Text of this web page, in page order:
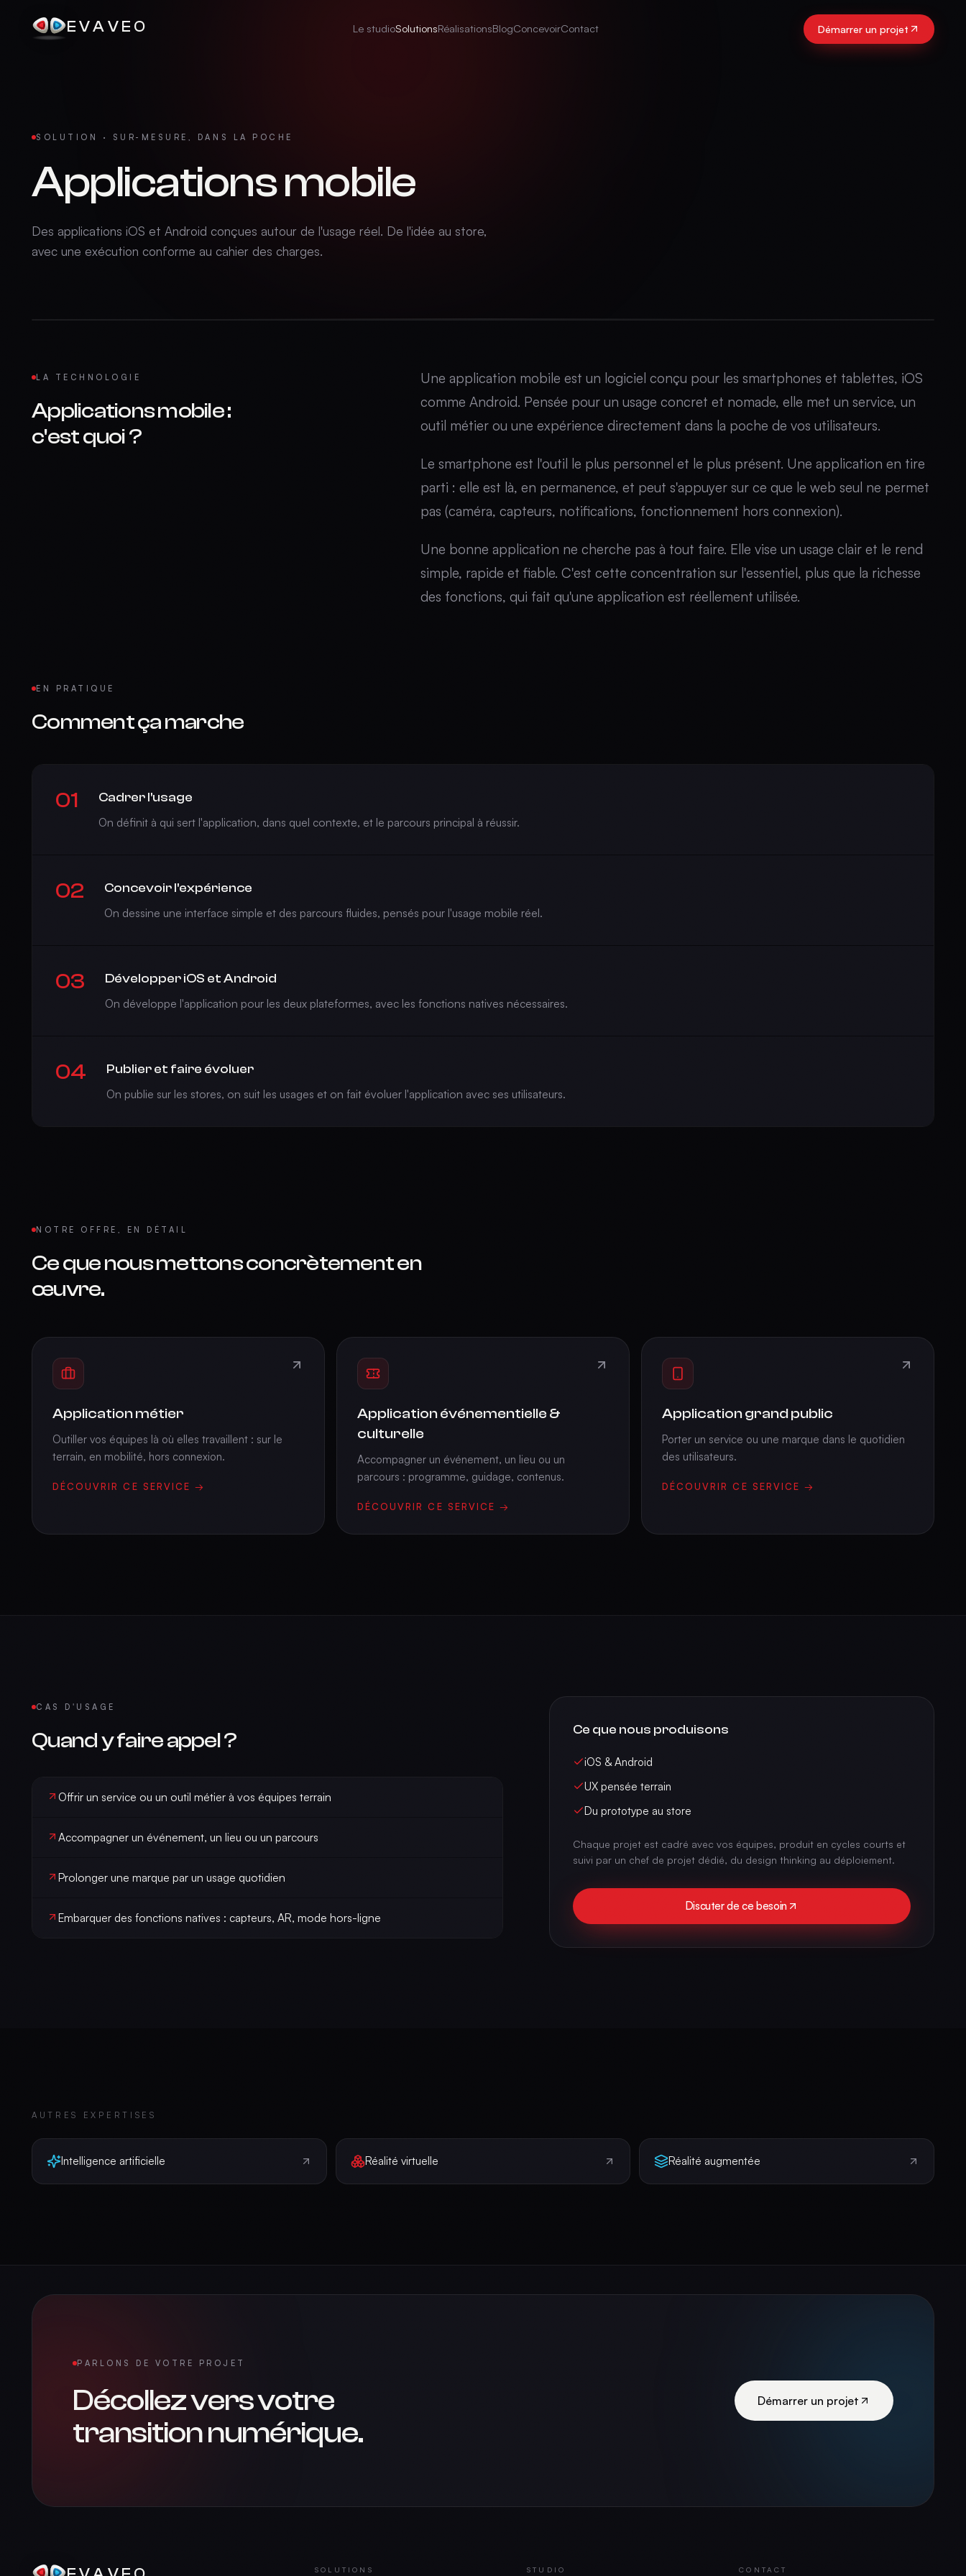
EVAVEO Le studioSolutionsRéalisationsBlogConcevoirContact Démarrer un projet
SOLUTION · SUR-MESURE, DANS LA POCHE
Applications mobile
Des applications iOS et Android conçues autour de l'usage réel. De l'idée au store,
avec une exécution conforme au cahier des charges.
LA TECHNOLOGIE
Applications mobile:
c'est quoi ?
Une application mobile est un logiciel conçu pour les smartphones et tablettes, iOS
comme Android. Pensée pour un usage concret et nomade, elle met un service, un
outil métier ou une expérience directement dans la poche de vos utilisateurs.
Le smartphone est l'outil le plus personnel et le plus présent. Une application en tire
parti : elle est là, en permanence, et peut s'appuyer sur ce que le web seul ne permet
pas (caméra, capteurs, notifications, fonctionnement hors connexion).
Une bonne application ne cherche pas à tout faire. Elle vise un usage clair et le rend
simple, rapide et fiable. C'est cette concentration sur l'essentiel, plus que la richesse
des fonctions, qui fait qu'une application est réellement utilisée.
EN PRATIQUE
Comment ça marche
01 Cadrer l'usage
On définit à qui sert l'application, dans quel contexte, et le parcours principal à réussir.
02 Concevoir l'expérience
On dessine une interface simple et des parcours fluides, pensés pour l'usage mobile réel.
03 Développer iOS et Android
On développe l'application pour les deux plateformes, avec les fonctions natives nécessaires.
04 Publier et faire évoluer
On publie sur les stores, on suit les usages et on fait évoluer l'application avec ses utilisateurs.
NOTRE OFFRE, EN DÉTAIL
Ce que nous mettons concrètement en
œuvre.
Application métier
Outiller vos équipes là où elles travaillent : sur le
terrain, en mobilité, hors connexion.
DÉCOUVRIR CE SERVICE →
Application événementielle &
culturelle
Accompagner un événement, un lieu ou un
parcours : programme, guidage, contenus.
DÉCOUVRIR CE SERVICE →
Application grand public
Porter un service ou une marque dans le quotidien
des utilisateurs.
DÉCOUVRIR CE SERVICE →
CAS D'USAGE
Quand y faire appel ?
Offrir un service ou un outil métier à vos équipes terrain
Accompagner un événement, un lieu ou un parcours
Prolonger une marque par un usage quotidien
Embarquer des fonctions natives : capteurs, AR, mode hors-ligne
Ce que nous produisons
iOS & Android
UX pensée terrain
Du prototype au store
Chaque projet est cadré avec vos équipes, produit en cycles courts et
suivi par un chef de projet dédié, du design thinking au déploiement.
Discuter de ce besoin
AUTRES EXPERTISES
Intelligence artificielle Réalité virtuelle Réalité augmentée
PARLONS DE VOTRE PROJET
Décollez vers votre
transition numérique.
Démarrer un projet
SOLUTIONS STUDIO CONTACT